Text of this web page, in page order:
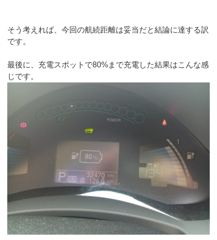
そう考えれば、今回の航続距離は妥当だと結論に達する訳
です。
最後に、充電スポットで80%まで充電した結果はこんな感
じです。